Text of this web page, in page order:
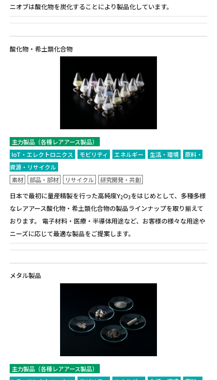
ニオブは酸化物を炭化することにより製品化しています。
酸化物・希土類化合物
主力製品（各種レアアース製品）
IoT・エレクトロニクス
モビリティ エネルギー 生活・環境
原料・
資源・リサイクル
素材
部品・部材 リサイクル 研究開発・共創
日本で最初に量産精製を行った高純度Y2O3をはじめとして、多種多様
なレアアース酸化物・希土類化合物の製品ラインナップを取り揃えて
おります。 電子材料・医療・半導体用途など、お客様の様々な用途や
ニーズに応じて最適な製品をご提案します。
メタル製品
主力製品（各種レアアース製品）